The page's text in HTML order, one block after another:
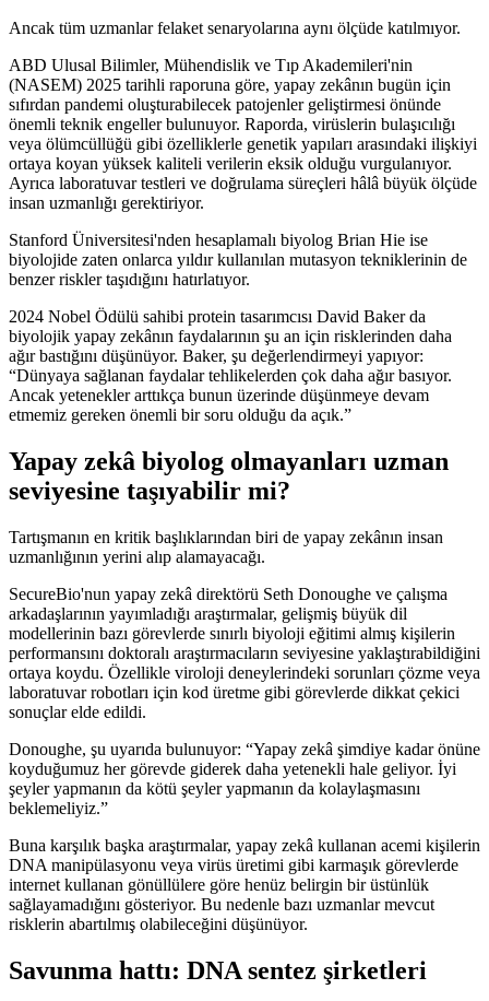
Ancak tüm uzmanlar felaket senaryolarına aynı ölçüde katılmıyor.
ABD Ulusal Bilimler, Mühendislik ve Tıp Akademileri'nin
(NASEM) 2025 tarihli raporuna göre, yapay zekânın bugün için
sıfırdan pandemi oluşturabilecek patojenler geliştirmesi önünde
önemli teknik engeller bulunuyor. Raporda, virüslerin bulaşıcılığı
veya ölümcüllüğü gibi özelliklerle genetik yapıları arasındaki ilişkiyi
ortaya koyan yüksek kaliteli verilerin eksik olduğu vurgulanıyor.
Ayrıca laboratuvar testleri ve doğrulama süreçleri hâlâ büyük ölçüde
insan uzmanlığı gerektiriyor.
Stanford Üniversitesi'nden hesaplamalı biyolog Brian Hie ise
biyolojide zaten onlarca yıldır kullanılan mutasyon tekniklerinin de
benzer riskler taşıdığını hatırlatıyor.
2024 Nobel Ödülü sahibi protein tasarımcısı David Baker da
biyolojik yapay zekânın faydalarının şu an için risklerinden daha
ağır bastığını düşünüyor. Baker, şu değerlendirmeyi yapıyor:
“Dünyaya sağlanan faydalar tehlikelerden çok daha ağır basıyor.
Ancak yetenekler arttıkça bunun üzerinde düşünmeye devam
etmemiz gereken önemli bir soru olduğu da açık.”
Yapay zekâ biyolog olmayanları uzman
seviyesine taşıyabilir mi?
Tartışmanın en kritik başlıklarından biri de yapay zekânın insan
uzmanlığının yerini alıp alamayacağı.
SecureBio'nun yapay zekâ direktörü Seth Donoughe ve çalışma
arkadaşlarının yayımladığı araştırmalar, gelişmiş büyük dil
modellerinin bazı görevlerde sınırlı biyoloji eğitimi almış kişilerin
performansını doktoralı araştırmacıların seviyesine yaklaştırabildiğini
ortaya koydu. Özellikle viroloji deneylerindeki sorunları çözme veya
laboratuvar robotları için kod üretme gibi görevlerde dikkat çekici
sonuçlar elde edildi.
Donoughe, şu uyarıda bulunuyor: “Yapay zekâ şimdiye kadar önüne
koyduğumuz her görevde giderek daha yetenekli hale geliyor. İyi
şeyler yapmanın da kötü şeyler yapmanın da kolaylaşmasını
beklemeliyiz.”
Buna karşılık başka araştırmalar, yapay zekâ kullanan acemi kişilerin
DNA manipülasyonu veya virüs üretimi gibi karmaşık görevlerde
internet kullanan gönüllülere göre henüz belirgin bir üstünlük
sağlayamadığını gösteriyor. Bu nedenle bazı uzmanlar mevcut
risklerin abartılmış olabileceğini düşünüyor.
Savunma hattı: DNA sentez şirketleri